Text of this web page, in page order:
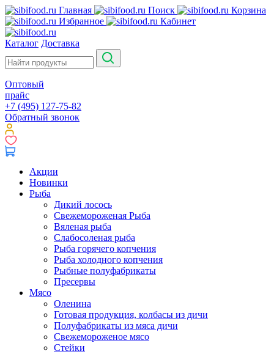
Главная Поиск
Корзина
Избранное
Кабинет
Каталог Доставка
Оптовый
прайс
+7 (495) 127-75-82
Обратный звонок
Акции
Новинки
Рыба
Дикий лосось
Свежемороженая Рыба
Вяленая рыба
Слабосоленая рыба
Рыба горячего копчения
Рыба холодного копчения
Рыбные полуфабрикаты
Пресервы
Мясо
Оленина
Готовая продукция, колбасы из дичи
Полуфабрикаты из мяса дичи
Свежемороженое мясо
Стейки